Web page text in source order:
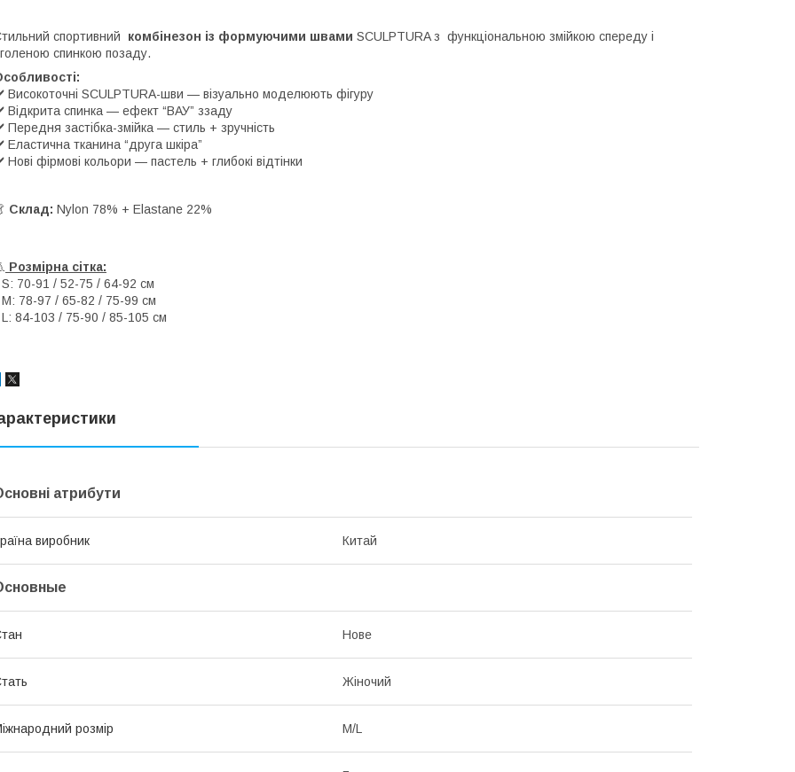
спортивний комбінезон із формуючими швами SCULPTURA з функціональною змійкою спереду і
спинкою позаду.
Високоточні SCULPTURA-шви — візуально моделюють фігуру
Відкрита спинка — ефект “ВАУ” ззаду
Передня застібка-змійка — стиль + зручність
Еластична тканина “друга шкіра”
Нові фірмові кольори — пастель + глибокі відтінки
Склад: Nylon 78% + Elastane 22%
Розмірна сітка:
S: 70-91 / 52-75 / 64-92 см
M: 78-97 / 65-82 / 75-99 см
L: 84-103 / 75-90 / 85-105 см
атрибути
виробник Китай
Нове
Жіночий
розмір M/L